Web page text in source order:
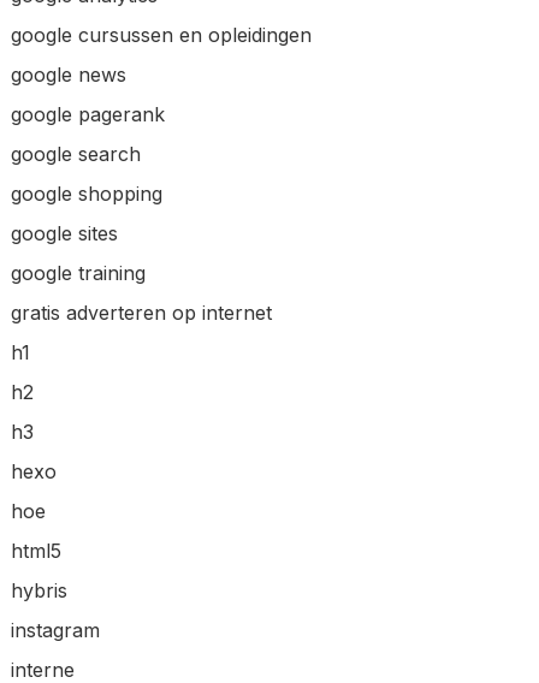
google cursussen en opleidingen
google news
google pagerank
google search
google shopping
google sites
google training
gratis adverteren op internet
h1
h2
h3
hexo
hoe
html5
hybris
instagram
interne